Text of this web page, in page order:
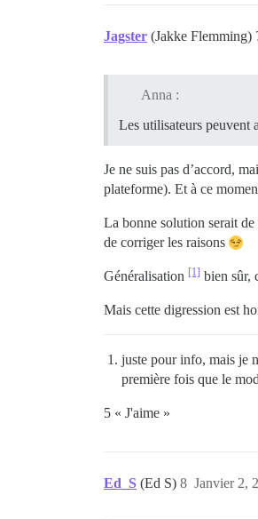
Jagster (Jakke Flemming)
Anna :
Les utilisateurs peuvent
Je ne suis pas d’accord,
plateforme). Et à ce
La bonne solution serait
de corriger les raisons
Généralisation [1] bien sûr,
Mais cette digression est
juste pour info, mais je
première fois que le
5 « J'aime »
Ed_S (Ed S) Janvier 2,
8